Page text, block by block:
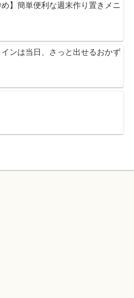
】簡単便利な週末作り置きメニ
ンは当日、さっと出せるおかず